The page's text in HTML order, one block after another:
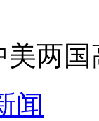
岛
两国
闻